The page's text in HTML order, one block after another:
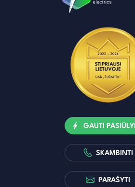
GAUTI
SKAMBINTI
PARAŠYTI